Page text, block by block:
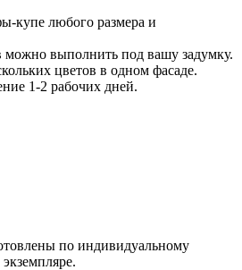
купе любого размера и
можно выполнить под вашу задумку.
цветов в одном фасаде.
1-2 рабочих дней.
по индивидуальному